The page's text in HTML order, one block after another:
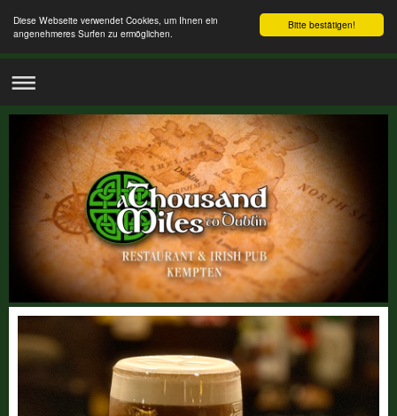
Bitte bestätigen!
Diese Webseite verwendet Cookies, um Ihnen ein
angenehmeres Surfen zu ermöglichen.